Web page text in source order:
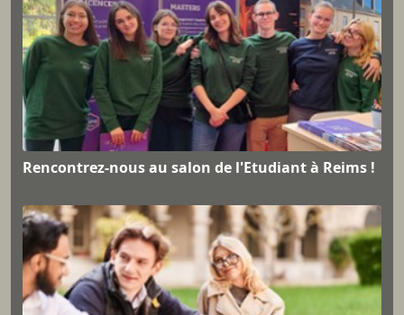
Rencontrez-nous au salon de l'Etudiant à Reims !